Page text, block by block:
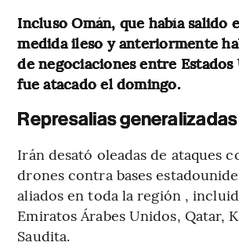
Incluso Omán, que había salido
medida ileso y anteriormente
de negociaciones entre
fue atacado el domingo.
Represalias generalizadas
Irán desató oleadas de ataques
drones contra bases
aliados en toda la región ,
Emiratos Árabes Unidos, Qatar,
Saudita.